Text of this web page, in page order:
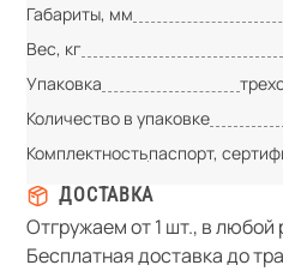
Габариты, мм
Вес, кг
Упаковка
Количество в упаковке
Комплектностьпаспорт,
ДОСТАВКА
Отгружаем от 1 шт., в любой
Бесплатная доставка до